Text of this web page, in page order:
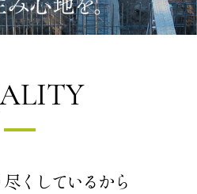
くしているから